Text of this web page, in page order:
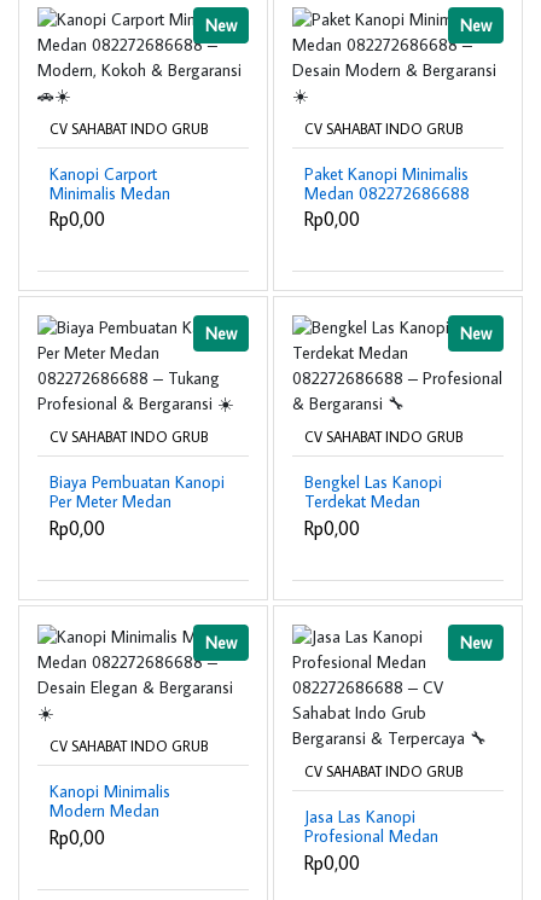
New
CV SAHABAT INDO GRUB
Kanopi Carport
Minimalis Medan
082272686688 –
Modern, Kokoh &
Rp0,00
New
CV SAHABAT INDO GRUB
Paket Kanopi Minimalis
Medan 082272686688
– Desain Modern &
Bergaransi ☀️
Rp0,00
New
CV SAHABAT INDO GRUB
Biaya Pembuatan Kanopi
Per Meter Medan
082272686688 –
Tukang Profesional &
Rp0,00
New
CV SAHABAT INDO GRUB
Bengkel Las Kanopi
Terdekat Medan
082272686688 –
Profesional & Bergaransi
Rp0,00
New
CV SAHABAT INDO GRUB
Kanopi Minimalis
Modern Medan
082272686688 –
Desain Elegan &
Rp0,00
New
CV SAHABAT INDO GRUB
Jasa Las Kanopi
Profesional Medan
082272686688 – CV
Sahabat Indo Grub
Rp0,00